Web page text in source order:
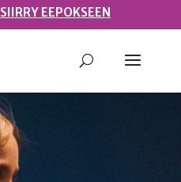
SIIRRY EEPOKSEEN